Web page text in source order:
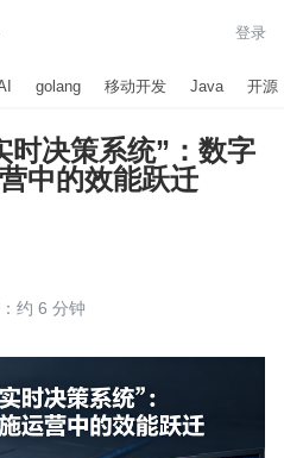
登录
golang 移动开发 Java 开源
时决策系统”：数字
中的效能跃迁
约 6 分钟